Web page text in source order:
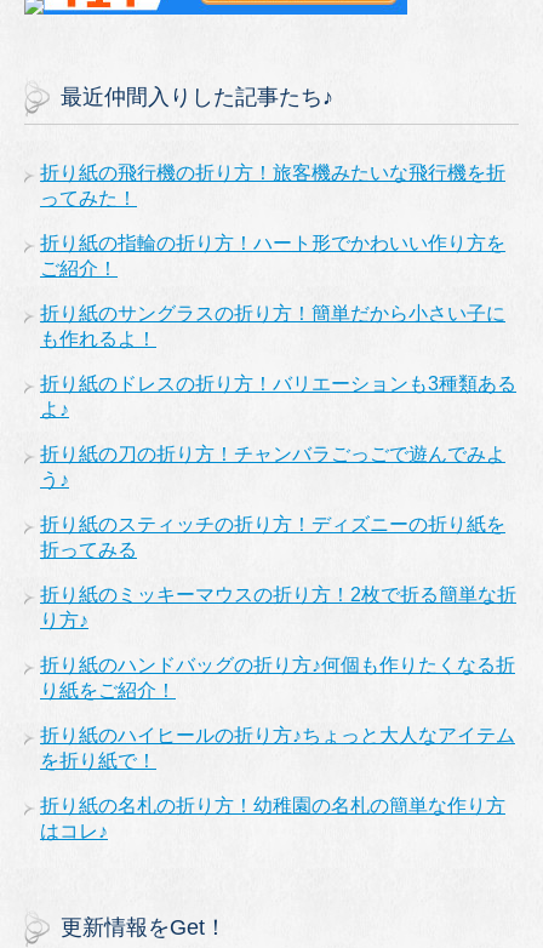
最近仲間入りした記事たち♪
折り紙の飛行機の折り方！旅客機みたいな飛行機を折
ってみた！
折り紙の指輪の折り方！ハート形でかわいい作り方を
ご紹介！
折り紙のサングラスの折り方！簡単だから小さい子に
も作れるよ！
折り紙のドレスの折り方！バリエーションも3種類ある
よ♪
折り紙の刀の折り方！チャンバラごっごで遊んでみよ
う♪
折り紙のスティッチの折り方！ディズニーの折り紙を
折ってみる
折り紙のミッキーマウスの折り方！2枚で折る簡単な折
り方♪
折り紙のハンドバッグの折り方♪何個も作りたくなる折
り紙をご紹介！
折り紙のハイヒールの折り方♪ちょっと大人なアイテム
を折り紙で！
折り紙の名札の折り方！幼稚園の名札の簡単な作り方
はコレ♪
更新情報をGet！